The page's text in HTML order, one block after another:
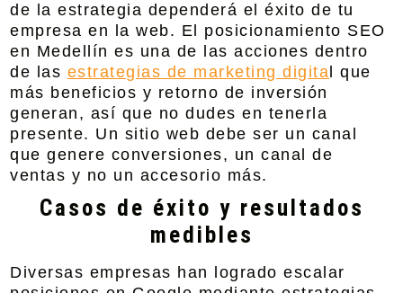
de la estrategia dependerá el éxito de tu
empresa en la web. El posicionamiento SEO
en Medellín es una de las acciones dentro
de las estrategias de marketing digita l que
más beneficios y retorno de inversión
generan, así que no dudes en tenerla
presente. Un sitio web debe ser un canal
que genere conversiones, un canal de
ventas y no un accesorio más.
Casos de éxito y resultados
medibles
Diversas empresas han logrado escalar